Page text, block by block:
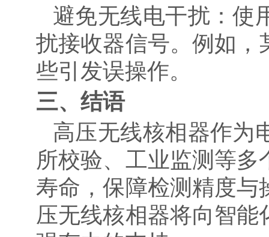
避免无线电干扰：使
扰接收器信号。例如，
些引发误操作。
三、结语
高压无线核相器作为
所校验、工业监测等
寿命，保障检测精度与
压无线核相器将向智